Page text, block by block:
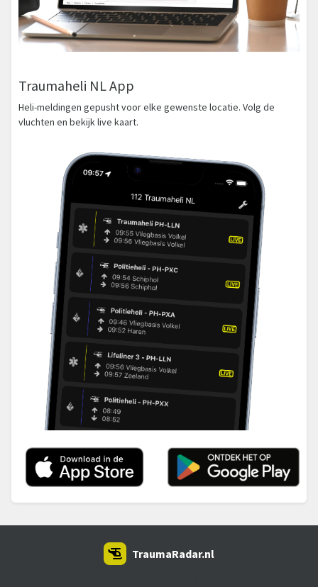
Traumaheli NL App
Heli-meldingen gepusht voor elke gewenste locatie. Volg de
vluchten en bekijk live kaart.
TraumaRadar.nl